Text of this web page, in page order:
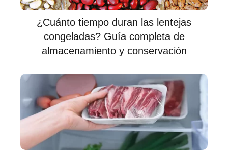
¿Cuánto tiempo duran las lentejas
congeladas? Guía completa de
almacenamiento y conservación